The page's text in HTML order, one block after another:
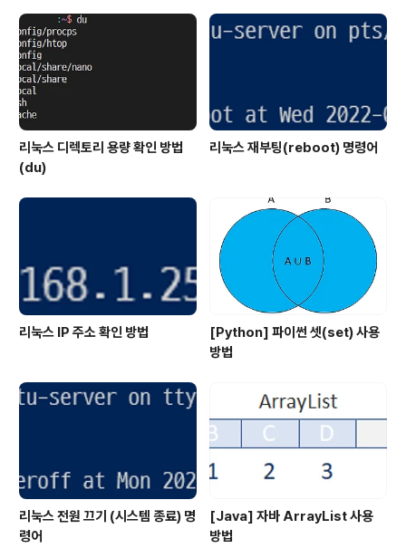
리눅스 디렉토리 용량 확인 방법
(du)
리눅스 재부팅(reboot) 명령어
리눅스 IP 주소 확인 방법
[Python] 파이썬 셋(set) 사용
방법
리눅스 전원 끄기 (시스템 종료) 명
령어
[Java] 자바 ArrayList 사용
방법